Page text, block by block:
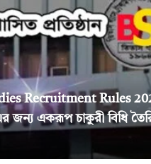
Recruitment Rules
এর জন্য একরূপ চাকুরী বিধি